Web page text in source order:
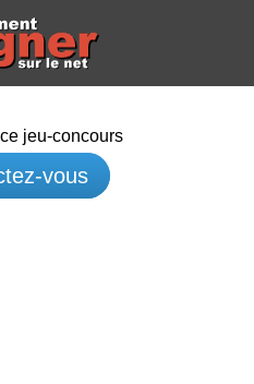
jeu-concours
vous